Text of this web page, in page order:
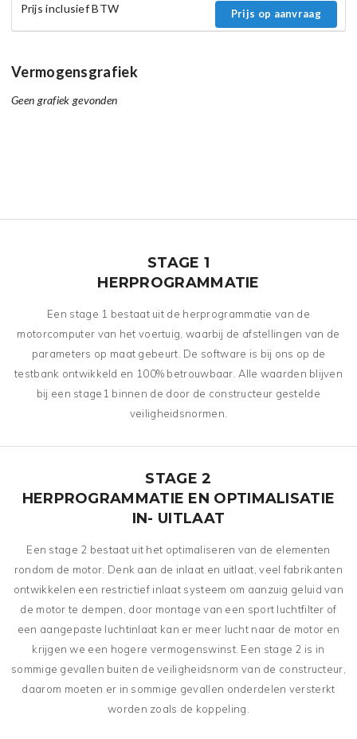
Prijs op aanvraag
Prijs inclusief BTW
Vermogensgrafiek
Geen grafiek gevonden
STAGE 1
HERPROGRAMMATIE
Een stage 1 bestaat uit de herprogrammatie van de
motorcomputer van het voertuig, waarbij de afstellingen van de
parameters op maat gebeurt. De software is bij ons op de
testbank ontwikkeld en 100% betrouwbaar. Alle waarden blijven
bij een stage1 binnen de door de constructeur gestelde
veiligheidsnormen.
STAGE 2
HERPROGRAMMATIE EN OPTIMALISATIE
IN- UITLAAT
Een stage 2 bestaat uit het optimaliseren van de elementen
rondom de motor. Denk aan de inlaat en uitlaat, veel fabrikanten
ontwikkelen een restrictief inlaat systeem om aanzuig geluid van
de motor te dempen, door montage van een sport luchtfilter of
een aangepaste luchtinlaat kan er meer lucht naar de motor en
krijgen we een hogere vermogenswinst. Een stage 2 is in
sommige gevallen buiten de veiligheidsnorm van de constructeur,
daarom moeten er in sommige gevallen onderdelen versterkt
worden zoals de koppeling.